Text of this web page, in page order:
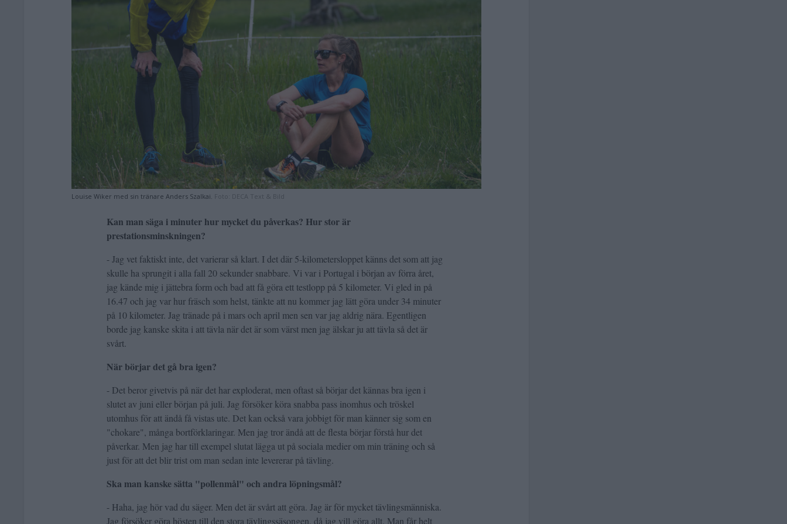
Louise Wiker med sin tränare Anders Szalkai. Foto: DECA Text & Bild
Kan man säga i minuter hur mycket du påverkas? Hur stor är
prestationsminskningen?
- Jag vet faktiskt inte, det varierar så klart. I det där 5-kilometersloppet känns det som att jag
skulle ha sprungit i alla fall 20 sekunder snabbare. Vi var i Portugal i början av förra året,
jag kände mig i jättebra form och bad att få göra ett testlopp på 5 kilometer. Vi gled in på
16.47 och jag var hur fräsch som helst, tänkte att nu kommer jag lätt göra under 34 minuter
på 10 kilometer. Jag tränade på i mars och april men sen var jag aldrig nära. Egentligen
borde jag kanske skita i att tävla när det är som värst men jag älskar ju att tävla så det är
svårt.
När börjar det gå bra igen?
- Det beror givetvis på när det har exploderat, men oftast så börjar det kännas bra igen i
slutet av juni eller början på juli. Jag försöker köra snabba pass inomhus och tröskel
utomhus för att ändå få vistas ute. Det kan också vara jobbigt för man känner sig som en
"chokare", många bortförklaringar. Men jag tror ändå att de flesta börjar förstå hur det
påverkar. Men jag har till exempel slutat lägga ut på sociala medier om min träning och så
just för att det blir trist om man sedan inte levererar på tävling.
Ska man kanske sätta "pollenmål" och andra löpningsmål?
- Haha, jag hör vad du säger. Men det är svårt att göra. Jag är för mycket tävlingsmänniska.
Jag försöker göra hösten till den stora tävlingssäsongen, då jag vill göra allt. Man får helt